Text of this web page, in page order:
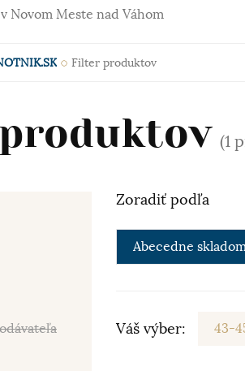
Novom Meste nad Váhom
Filter produktov
(1
Zoradiť podľa
Abecedne
Váš výber: 43-